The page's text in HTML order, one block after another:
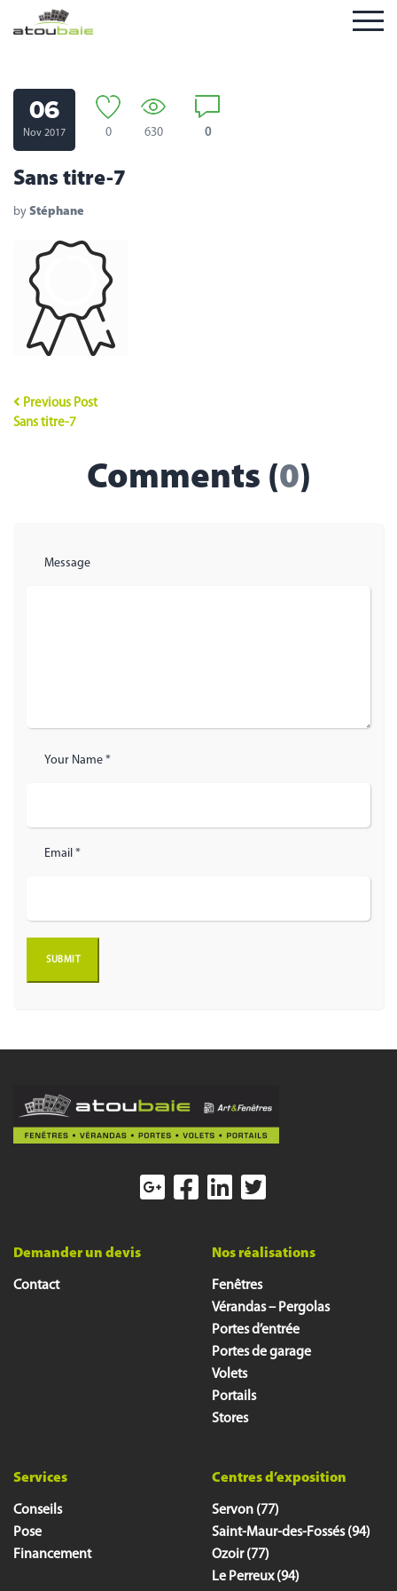
06
Nov 2017 0 630 0
Sans titre-7
by Stéphane
Previous Post
Sans titre-7
Comments (0)
Message
Your Name *
Email *
Demander un devis
Contact
Nos réalisations
Fenêtres
Vérandas – Pergolas
Portes d’entrée
Portes de garage
Volets
Portails
Stores
Services
Conseils
Pose
Financement
Centres d’exposition
Servon (77)
Saint-Maur-des-Fossés (94)
Ozoir (77)
Le Perreux (94)